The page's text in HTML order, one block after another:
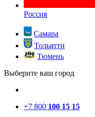
Россия
Самара
Тольятти
Тюмень
Выберите ваш город
+7 800 100 15 15